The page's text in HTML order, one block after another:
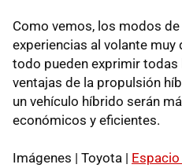
Como vemos, los modos
experiencias al volante
todo pueden exprimir
ventajas de la propulsión
un vehículo híbrido serán
económicos y eficientes.
Imágenes | Toyota |